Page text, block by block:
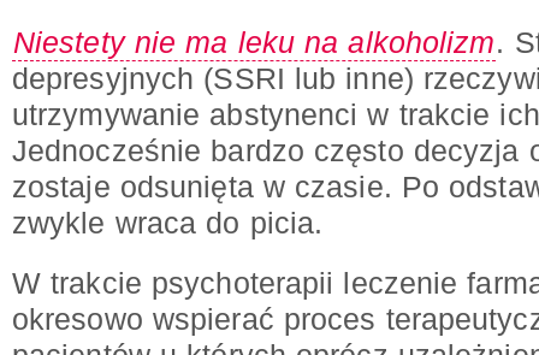
Niestety nie ma leku na alkoholizm.
depresyjnych (SSRI lub inne)
utrzymywanie abstynenci w trakcie
Jednocześnie bardzo często decyzja
zostaje odsunięta w czasie. Po
zwykle wraca do picia.
W trakcie psychoterapii leczenie
okresowo wspierać proces